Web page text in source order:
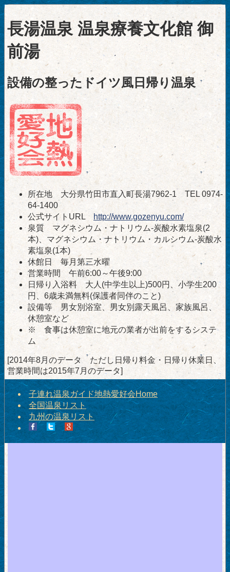
長湯温泉 温泉療養文化館 御
前湯
設備の整ったドイツ風日帰り温泉
所在地 大分県竹田市直入町長湯7962-1 TEL 0974-
64-1400
公式サイトURL http://www.gozenyu.com/
泉質 マグネシウム・ナトリウム-炭酸水素塩泉(2
本)、マグネシウム・ナトリウム・カルシウム-炭酸水
素塩泉(1本)
休館日 毎月第三水曜
営業時間 午前6:00～午後9:00
日帰り入浴料 大人(中学生以上)500円、小学生200
円、6歳未満無料(保護者同伴のこと)
設備等 男女別浴室、男女別露天風呂、家族風呂、
休憩室など
※ 食事は休憩室に地元の業者が出前をするシステ
ム
[2014年8月のデータ ただし日帰り料金・日帰り休業日、
営業時間は2015年7月のデータ]
子連れ温泉ガイド地熱愛好会Home
全国温泉リスト
九州の温泉リスト